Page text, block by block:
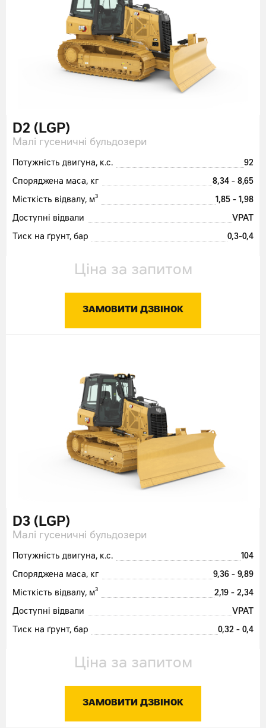
D2 (LGP)
Малі гусеничні бульдозери
Потужність двигуна, к.с. 92
Споряджена маса, кг 8,34 - 8,65
Місткість відвалу, м³ 1,85 - 1,98
Доступні відвали VPAT
Тиск на ґрунт, бар 0,3-0,4
Ціна за запитом
ЗАМОВИТИ ДЗВІНОК
D3 (LGP)
Малі гусеничні бульдозери
Потужність двигуна, к.с. 104
Споряджена маса, кг 9,36 - 9,89
Місткість відвалу, м³ 2,19 - 2,34
Доступні відвали VPAT
Тиск на ґрунт, бар 0,32 - 0,4
Ціна за запитом
ЗАМОВИТИ ДЗВІНОК